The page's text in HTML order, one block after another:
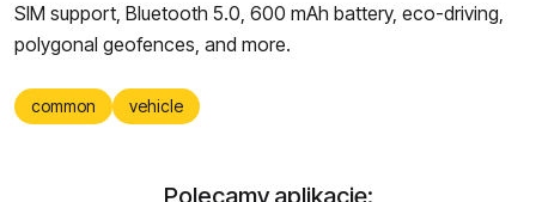
SIM support, Bluetooth 5.0, 600 mAh battery, eco-driving,
polygonal geofences, and more.
common vehicle
Polecamy aplikację: